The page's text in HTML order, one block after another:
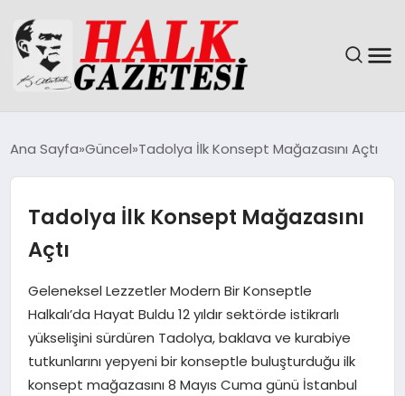
DÜNYA
EĞITIM
MAGAZIN
SAĞLIK
Ana Sayfa Güncel Tadolya İlk Konsept Mağazasını Açtı
Tadolya İlk Konsept Mağazasını
Açtı
Geleneksel Lezzetler Modern Bir Konseptle
Halkalı’da Hayat Buldu 12 yıldır sektörde istikrarlı
yükselişini sürdüren Tadolya, baklava ve kurabiye
tutkunlarını yepyeni bir konseptle buluşturduğu ilk
konsept mağazasını 8 Mayıs Cuma günü İstanbul